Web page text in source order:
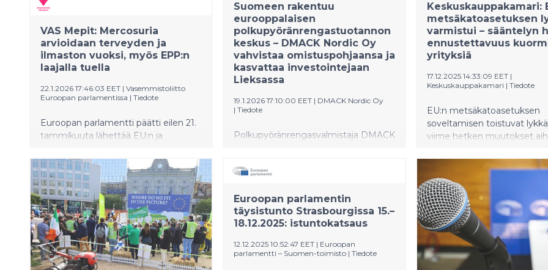
Eduskuntatalolle ja takaisin.
suureksi suomalaiseksi
kansanliikkeeksi.
meidän äänemme.”
VAS Mepit: Mercosuria
arvioidaan terveyden ja
ilmaston vuoksi, myös EPP:n
laajalla tuella
22.1.2026 17:46:03 EET | Vasemmistoliitto
Euroopan parlamentissa | Tiedote
Euroopan parlamentti päätti eilen 21.
tammikuuta lähettää EU:n ja
vapaakauppasopimuksen EU-
tuomioistuimen lailliseen arviointiin.
Arviointia kannattaneet
vasemmistoliiton
europarlamentaarikot Li Andersson,
Merja Kyllönen ja Jussi Saramo
muistuttavat kokoomusta, että sen
puolesta äänestivät laajasti myös
heidän oman ryhmänsä edustajat.
Suomeen rakentuu
eurooppalaisen
polkupyöränrengastuotannon
keskus – DMACK Nordic Oy
vahvistaa omistuspohjaansa ja
kasvattaa investointejaan
Lieksassa
19.1.2026 17:10:00 EET | DMACK Nordic Oy
| Tiedote
Polkupyöränrengasvalmistaja DMACK
tehtaan ja kehittää siitä
pyöränrengastuotannon keskusta.
Yhtiön tavoitteena on viisinkertaistaa
tuotanto puoleen miljoonaan
mennessä. Kasvun tueksi yhtiö on
Keskuskauppakamari:
metsäkatoasetuksen
varmistui – sääntelyn
ennustettavuus
yrityksiä
17.12.2025 14:33:09 EET |
Keskuskauppakamari | Tiedote
EU:n metsäkatoasetuksen
soveltamisen toistuvat
viime hetken muutokset
vastuullisuuspäällikkö Jussi
mukaan merkittävää
yrityksille.
selkeää ja ennakoitavaa
Euroopan parlamentin
täysistunto Strasbourgissa 15.–
18.12.2025: istuntokatsaus
12.12.2025 10:52:47 EET | Euroopan
parlamentti – Suomen-toimisto | Tiedote